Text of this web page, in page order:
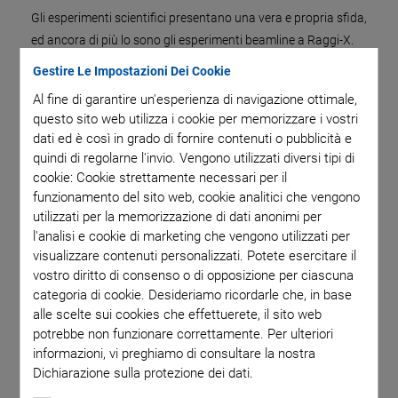
Gestire Le Impostazioni Dei Cookie
Al fine di garantire un'esperienza di navigazione ottimale,
questo sito web utilizza i cookie per memorizzare i vostri
dati ed è così in grado di fornire contenuti o pubblicità e
quindi di regolarne l'invio. Vengono utilizzati diversi tipi di
cookie: Cookie strettamente necessari per il
funzionamento del sito web, cookie analitici che vengono
utilizzati per la memorizzazione di dati anonimi per
l'analisi e cookie di marketing che vengono utilizzati per
visualizzare contenuti personalizzati. Potete esercitare il
vostro diritto di consenso o di opposizione per ciascuna
categoria di cookie. Desideriamo ricordarle che, in base
alle scelte sui cookies che effettuerete, il sito web
potrebbe non funzionare correttamente. Per ulteriori
informazioni, vi preghiamo di consultare la nostra
Dichiarazione sulla protezione dei dati.
Gli esperimenti scientifici presentano una vera e propria sfida,
ed ancora di più lo sono gli esperimenti beamline a Raggi-X.
campo ingegneristico lavorano insieme a scienziati per
sviluppare la migliore soluzione: Unica nelle sue
caratteristiche, ripetibile nelle performance. La Divisione
"Strumentazione Beamline" punta il proprio obiettivo su
strumentazione di posizionamento e movimentazione di alta
qualità, per l'ottica di preparazione del fascio, la
manipolazione di campioni, il posizionamento del rilevatore,
sia che si tratti di singoli componenti o di strumentazione
della "endstation". Beamline Instrumentation è il partner
ideale per la progettazione, la produzione, la qualificazione e
la messa in servizio.